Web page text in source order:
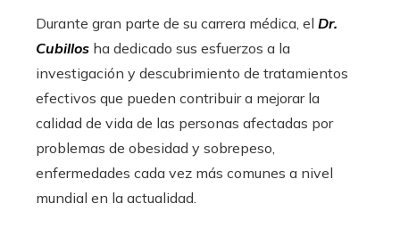
Durante gran parte de su carrera médica, el Dr.
Cubillos ha dedicado sus esfuerzos a la
investigación y descubrimiento de tratamientos
efectivos que pueden contribuir a mejorar la
calidad de vida de las personas afectadas por
problemas de obesidad y sobrepeso,
enfermedades cada vez más comunes a nivel
mundial en la actualidad.